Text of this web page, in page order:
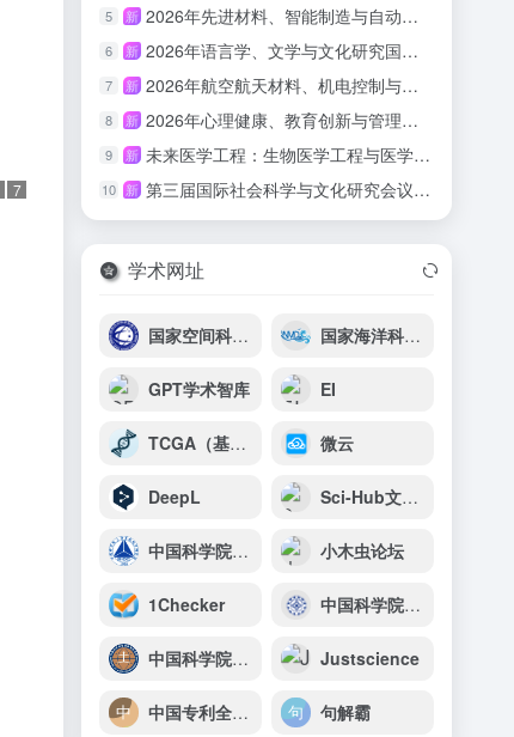
7
5 新 2026年先进材料、智能制造与自动化技术国际会议（IAMIMA 2026）
6 新 2026年语言学、文学与文化研究国际会议（ILLCS 2026）
7 新 2026年航空航天材料、机电控制与结构动力学国际会议（IAAMEC 2026）
8 新 2026年心理健康、教育创新与管理国际会议（IMHEIM 2026）
9 新 未来医学工程：生物医学工程与医学技术创新论坛（BEMTI-LSHE 2026）
10 新 第三届国际社会科学与文化研究会议平行轨道：语言、文化与教育实践国际学术研讨会（LCEP-ICSSCS 2026）
学术网址
国家空间科学数据中心 国家海洋科学数据中心
GPT学术智库 EI
TCGA（基因表达谱交互式分析） 微云
DeepL Sci-Hub文献检索
中国科学院上海有机化学研究所 小木虫论坛
1Checker 中国科学院天津工业生物技术研究所
中国科学院地球环境研究所 Justscience
中国专利全文打包下载 句解霸